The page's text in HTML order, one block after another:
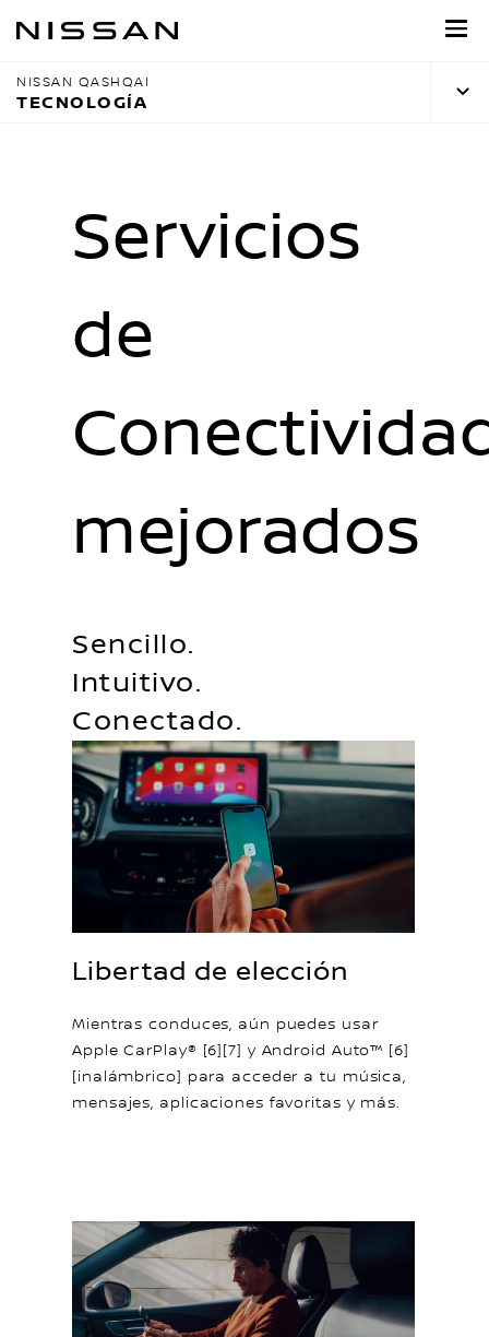
al
principal
NISSAN QASHQAI
TECNOLOGÍA
Servicios
de
mejorados
Sencillo.
Intuitivo.
Conectado.
Libertad de elección
Mientras conduces, aún puedes usar
Apple CarPlay® [6][7] y Android Auto™ [6]
[inalámbrico] para acceder a tu música,
mensajes, aplicaciones favoritas y más.